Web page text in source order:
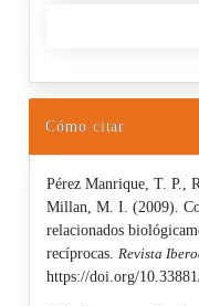
Cómo citar
Pérez Manrique, T. P.,
Millan, M. I. (2009).
relacionados
recíprocas.Revista
https://doi.org/